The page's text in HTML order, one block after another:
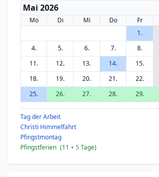
Mai 2026
Mo Di Mi Do Fr
1.
4.
5. 6. 7. 8.
11.
12. 13. 14. 15.
18.
19. 20. 21. 22.
25.
26. 27. 28. 29.
Tag der Arbeit
Christi Himmelfahrt
Pfingstmontag
Pfingstferien (11 + 5 Tage)